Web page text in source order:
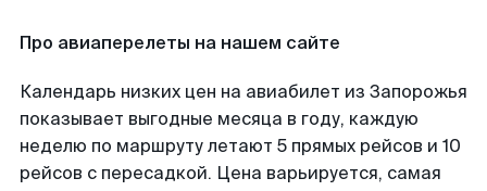
Про авиаперелеты на нашем сайте
Календарь низких цен на авиабилет из Запорожья
показывает выгодные месяца в году, каждую
неделю по маршруту летают 5 прямых рейсов и 10
рейсов с пересадкой. Цена варьируется, самая